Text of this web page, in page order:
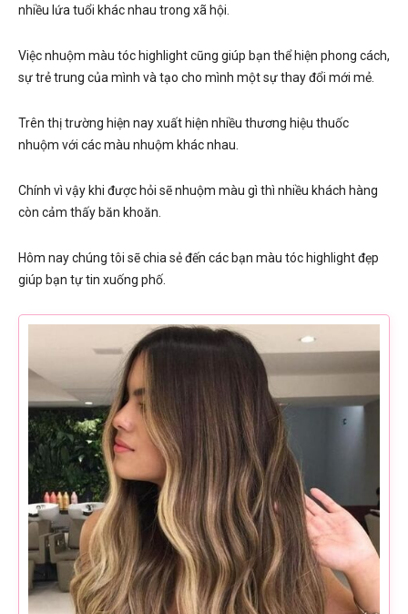
nhiều lứa tuổi khác nhau trong xã hội.
Việc nhuộm màu tóc highlight cũng giúp bạn thể hiện phong cách,
sự trẻ trung của mình và tạo cho mình một sự thay đổi mới mẻ.
Trên thị trường hiện nay xuất hiện nhiều thương hiệu thuốc
nhuộm với các màu nhuộm khác nhau.
Chính vì vậy khi được hỏi sẽ nhuộm màu gì thì nhiều khách hàng
còn cảm thấy băn khoăn.
Hôm nay chúng tôi sẽ chia sẻ đến các bạn màu tóc highlight đẹp
giúp bạn tự tin xuống phố.